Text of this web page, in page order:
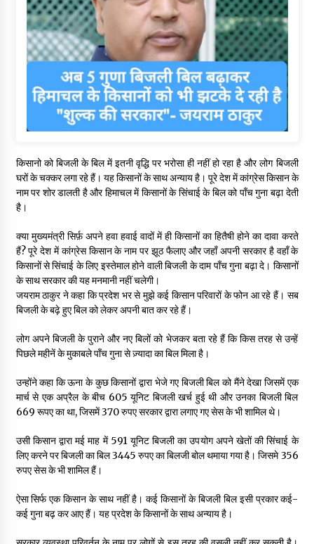
किसानो को बिजली के बिल में इतनी वृद्धि पर भरोसा ही नहीं हो रहा है और लोग बिजली
घरों के चक्कर लगा रहे हैं। यह किसानों के साथ अन्याय है। पूरे देश में कांग्रेस किसान के
नाम पर शोर डालती है और हिमाचल में किसानों के सिंचाई के बिल को पाँच गुना बढ़ा देती
है।
क्या मुख्यमंत्री सिर्फ़ अपने हवा हवाई वादों में ही किसानों का हितैषी होने का दावा करते
हैं? पूरे देश में कांग्रेस किसान के नाम पर झूठ फैलाए और जहाँ अपनी सरकार है वहाँ के
किसानों से सिंचाई के लिए इस्तेमाल होने वाली बिजली के दाम पाँच गुना बढ़ा दे। किसानों
के साथ सरकार की यह मनमानी नहीं चलेगी।
जयराम ठाकुर ने कहा कि प्रदेश भर से मुझे कई किसान परिवारों के फोन आ रहे हैं। सब
बिजली के बढ़े हुए बिल को लेकर अपनी बात कर रहे हैं।
लोग अपने बिजली के पुराने और नए बिलों को भेजकर बता रहे हैं कि किस तरह से उन्हें
पिछले महीनें के मुकाबले पाँच गुना से ज़्यादा का बिल मिला है।
उन्होंने कहा कि ऊना के कुछ किसानों द्वारा भेजे गए बिजली बिल को मैंने देखा जिसमें एक
मार्च से एक अप्रैल के बीच 605 यूनिट बिजली खर्च हुई थी और उनका बिजली बिल
669 रूपए का था, जिसमें 370 रुपए सरकार द्वारा लगाए गए सेस के भी शामिल थे।
उसी किसान द्वारा मई माह में 591 यूनिट बिजली का उपयोग अपने खेतों की सिंचाई के
लिए करने पर बिजली का बिल 3445 रुपए का बिलजी बोल थमाया गया है। जिसमे 356
रुपए सेस के भी शामिल हैं।
ऐसा सिर्फ एक किसान के साथ नहीं है। कई किसानों के बिजली बिल इसी प्रकार कई-
कई गुना बढ़ कर आए हैं। यह प्रदेश के किसानों के साथ अन्याय है।